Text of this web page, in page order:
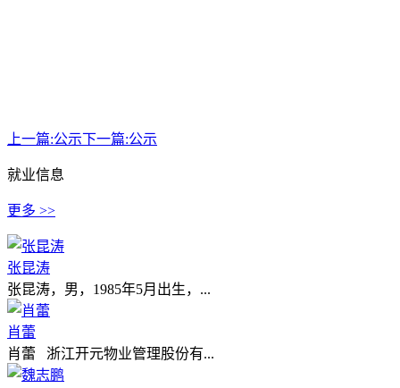
上一篇:公示下一篇:公示
就业信息
更多 >>
张昆涛
张昆涛，男，1985年5月出生，...
肖蕾
肖蕾 浙江开元物业管理股份有...